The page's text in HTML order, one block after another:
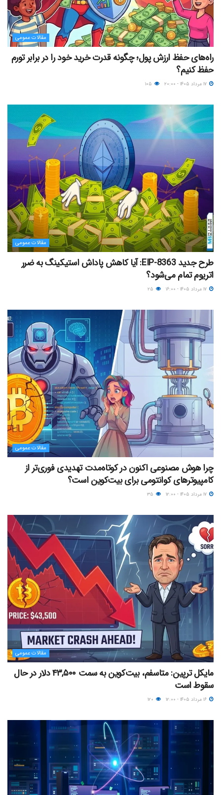
مقالات عمومی
راه‌های حفظ ارزش پول؛ چگونه قدرت خرید خود را در برابر تورم
حفظ کنیم؟
مقالات عمومی
طرح جدید EIP-8363: آیا کاهش پاداش استیکینگ به ضرر
اتریوم تمام می‌شود؟
مقالات عمومی
چرا هوش مصنوعی اکنون در کوتاه‌مدت تهدیدی فوری‌تر از
کامپیوترهای کوانتومی برای بیت‌کوین است؟
مقالات عمومی
مایکل ترپین: متاسفم، بیت‌کوین به سمت ۴۳,۵۰۰ دلار در حال
سقوط است